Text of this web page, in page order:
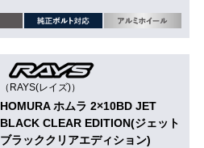
（RAYS(レイズ)）
HOMURA ホムラ 2×10BD JET
BLACK CLEAR EDITION(ジェット
ブラッククリアエディション)